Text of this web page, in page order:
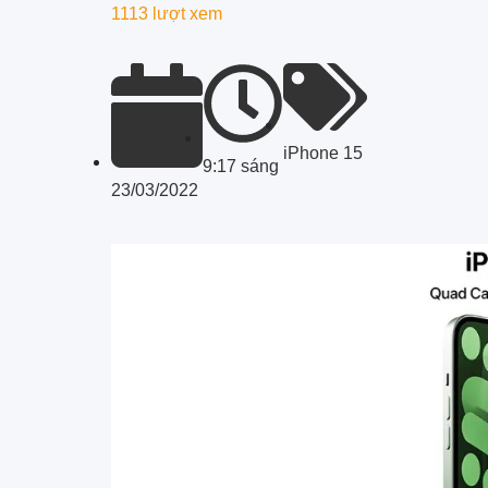
1113 lượt xem
23/03/2022
9:17 sáng
iPhone 15